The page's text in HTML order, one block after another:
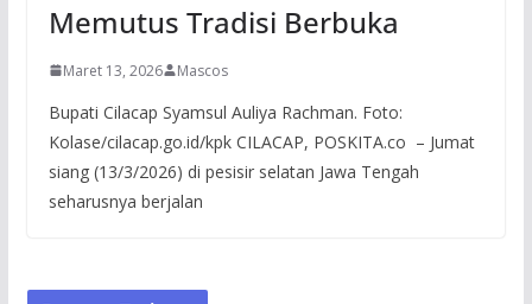
Memutus Tradisi Berbuka
Maret 13, 2026 Mascos
Bupati Cilacap Syamsul Auliya Rachman. Foto:
Kolase/cilacap.go.id/kpk CILACAP, POSKITA.co – Jumat
siang (13/3/2026) di pesisir selatan Jawa Tengah
seharusnya berjalan